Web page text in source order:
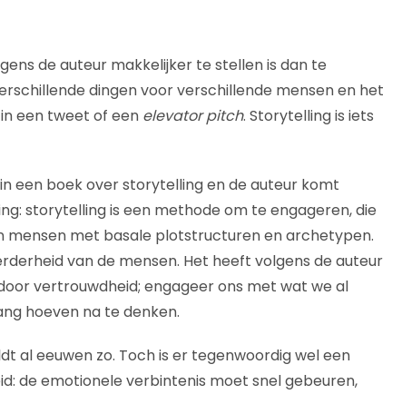
de auteur makkelijker te stellen is dan te
dingen voor verschillende mensen en het
een tweet of een elevator pitch. Storytelling is iets
een boek over storytelling en de auteur komt
storytelling is een methode om te engageren, die
mensen met basale plotstructuren en archetypen.
van de mensen. Het heeft volgens de auteur
vertrouwdheid; engageer ons met wat we al
hoeven na te denken.
al eeuwen zo. Toch is er tegenwoordig wel een
de emotionele verbintenis moet snel gebeuren,